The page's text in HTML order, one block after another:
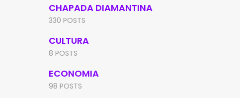
CHAPADA DIAMANTINA
330 POSTS
CULTURA
8 POSTS
ECONOMIA
98 POSTS